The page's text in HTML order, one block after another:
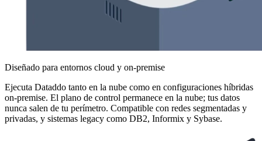
Diseñado para entornos cloud y on-premise
Ejecuta Dataddo tanto en la nube como en configuraciones híbridas
on-premise. El plano de control permanece en la nube; tus datos
nunca salen de tu perímetro. Compatible con redes segmentadas y
privadas, y sistemas legacy como DB2, Informix y Sybase.